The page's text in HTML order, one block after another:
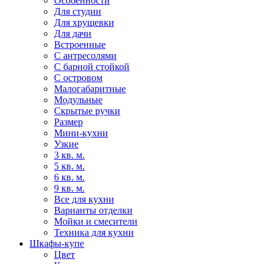
Для студии
Для хрущевки
Для дачи
Встроенные
С антресолями
С барной стойкой
С островом
Малогабаритные
Модульные
Скрытые ручки
Размер
Мини-кухни
Узкие
3 кв. м.
5 кв. м.
6 кв. м.
9 кв. м.
Все для кухни
Варианты отделки
Мойки и смесители
Техника для кухни
Шкафы-купе
Цвет